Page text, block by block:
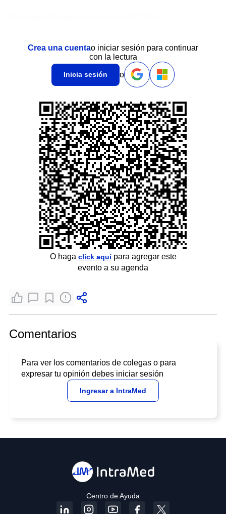
Crea una cuentao iniciar sesión para continuar
con la lectura
Inicia sesión o
O haga click aquípara agregar este
evento a su agenda
Comentarios
Para ver los comentarios de colegas o para
expresar tu opinión debes iniciar sesión
Ingresar a IntraMed
Centro de Ayuda